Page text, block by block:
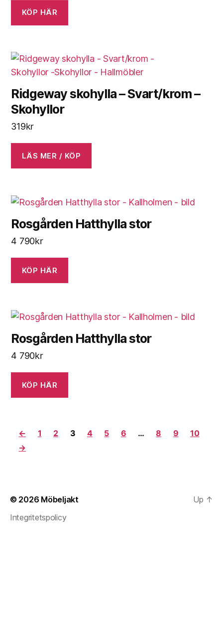
KÖP HÄR
Ridgeway skohylla – Svart/krom –
Skohyllor
319kr
LÄS MER / KÖP
Rosgården Hatthylla stor
4 790kr
KÖP HÄR
Rosgården Hatthylla stor
4 790kr
KÖP HÄR
← 1 2 3 4 5 6 … 8 9
10
→
© 2026 Möbeljakt
Integritetspolicy
Up ↑